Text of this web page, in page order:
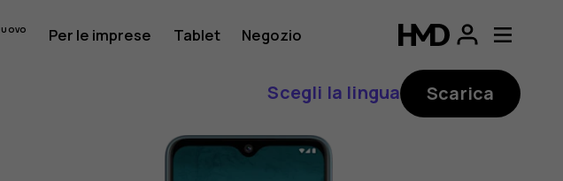
Per le imprese Tablet Negozio
Scegli la lingua Scarica